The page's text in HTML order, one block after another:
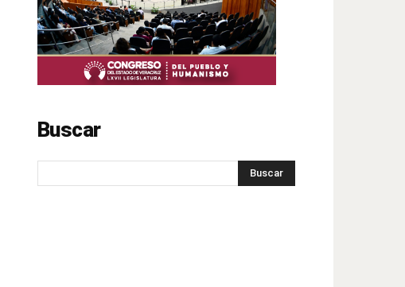
Buscar